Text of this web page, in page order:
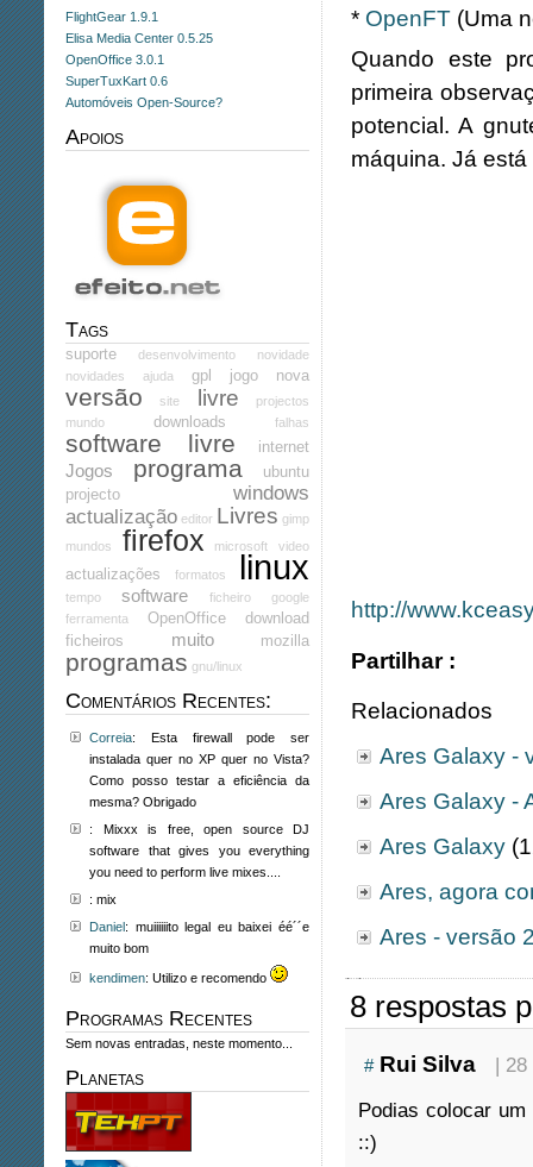
* OpenFT (Uma
Quando este
primeira
potencial. A
máquina. Já
http://
Partilhar :
Relacionados
Ares Galaxy -
Ares Galaxy -
Ares Galaxy
Ares, agora
Ares - versão
8 respostas
# Rui Silva
| 28
Podias colocar
::)
FlightGear 1.9.1
Elisa Media Center 0.5.25
OpenOffice 3.0.1
SuperTuxKart 0.6
Automóveis Open-Source?
Apoios
Tags
suporte desenvolvimento
novidade
novidades
ajuda gpl jogo nova
versão site livre
projectos
mundo
downloads falhas
software livre internet
Jogos programa
ubuntu
projecto
windows
actualização editor Livres gimp
mundos
firefox microsoft video
actualizações formatos linux
tempo software ficheiro
google
ferramenta
OpenOffice
download
ficheiros
muito mozilla
programas gnu/linux
Comentários Recentes:
Correia: Esta firewall pode ser
instalada quer no XP quer no Vista?
Como posso testar a eficiência da
mesma? Obrigado
: Mixxx is free, open source DJ
software that gives you everything
you need to perform live mixes....
: mix
Daniel: muiiiiiito legal eu baixei éé´´e
muito bom
kendimen: Utilizo e recomendo
Programas Recentes
Sem novas entradas, neste momento...
Planetas